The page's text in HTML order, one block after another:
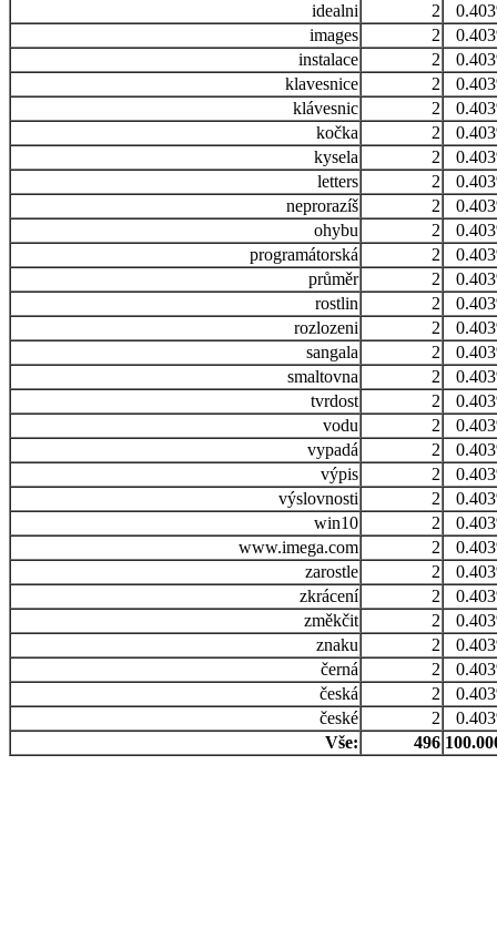
idealni
2
images
2
instalace
2
klavesnice
2
klávesnic
2
kočka
2
kysela
2
letters
2
neprorazíš
2
ohybu
2
programátorská
2
průměr
2
rostlin
2
rozlozeni
2
sangala
2
smaltovna
2
tvrdost
2
vodu
2
vypadá
2
výpis
2
výslovnosti
2
win10
2
www.imega.com
2
zarostle
2
zkrácení
2
změkčit
2
znaku
2
černá
2
česká
2
české
2
Vše:
496